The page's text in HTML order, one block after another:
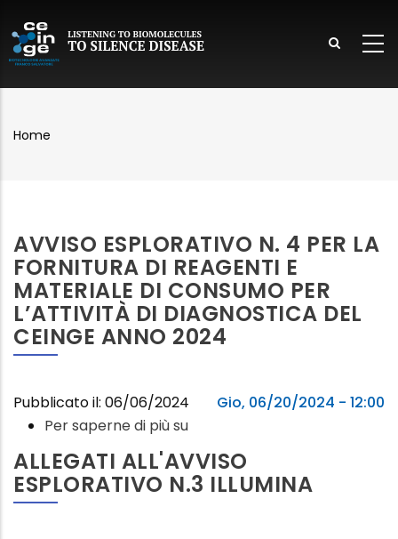
al
contenuto
Home
AVVISO ESPLORATIVO N. 4 PER LA
FORNITURA DI REAGENTI E
MATERIALE DI CONSUMO PER
L’ATTIVITÀ DI DIAGNOSTICA DEL
CEINGE ANNO 2024
Pubblicato il: 06/06/2024
Gio, 06/20/2024 - 12:00
Per saperne di più su
esplorativo
n.
4
ALLEGATI ALL'AVVISO
ESPLORATIVO N.3 ILLUMINA